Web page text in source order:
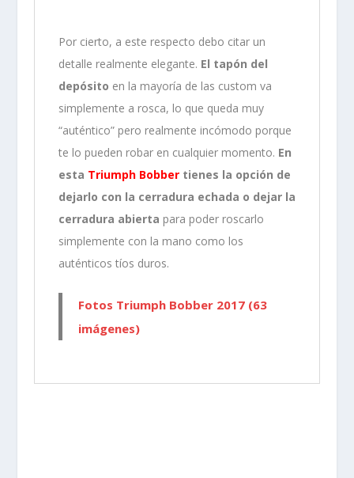
Por cierto, a este respecto debo citar un
detalle realmente elegante. El tapón del
depósito en la mayoría de las custom va
simplemente a rosca, lo que queda muy
“auténtico” pero realmente incómodo porque
te lo pueden robar en cualquier momento. En
esta Triumph Bobber tienes la opción de
dejarlo con la cerradura echada o dejar la
cerradura abierta para poder roscarlo
simplemente con la mano como los
auténticos tíos duros.
Fotos Triumph Bobber 2017 (63
imágenes)